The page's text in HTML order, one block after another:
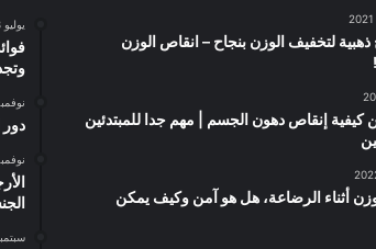
ذهبية لتخفيف الوزن بنجاح – انقاص الوزن
كيفية إنقاص دهون الجسم | مهم جدا للمبتدئين
أثناء الرضاعة، هل هو آمن وكيف يمكن
يوليو 18, 2025
نوفمبر 18,
دور
نوفمبر 22,
سبتمبر 11,